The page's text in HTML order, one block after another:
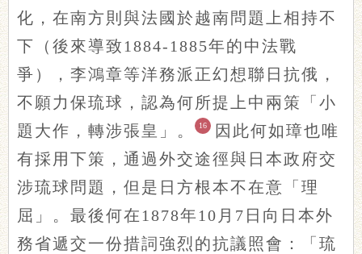
化，在南方則與法國於越南問題上相持不
下（後來導致1884-1885年的中法戰
爭），李鴻章等洋務派正幻想聯日抗俄，
不願力保琉球，認為何所提上中兩策「小
題大作，轉涉張皇」。
16
因此何如璋也唯
有採用下策，通過外交途徑與日本政府交
涉琉球問題，但是日方根本不在意「理
屈」。最後何在1878年10月7日向日本外
務省遞交一份措詞強烈的抗議照會：「琉